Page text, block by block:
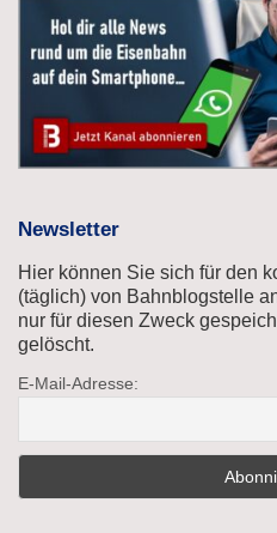
Newsletter
Hier können Sie sich für den
(täglich) von Bahnblogstelle
nur für diesen Zweck
gelöscht.
E-Mail-Adresse: